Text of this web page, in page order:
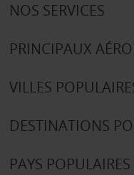
NOS SERVICES
PRINCIPAUX
VILLES
DESTINATIONS
PAYS POPULAIRES